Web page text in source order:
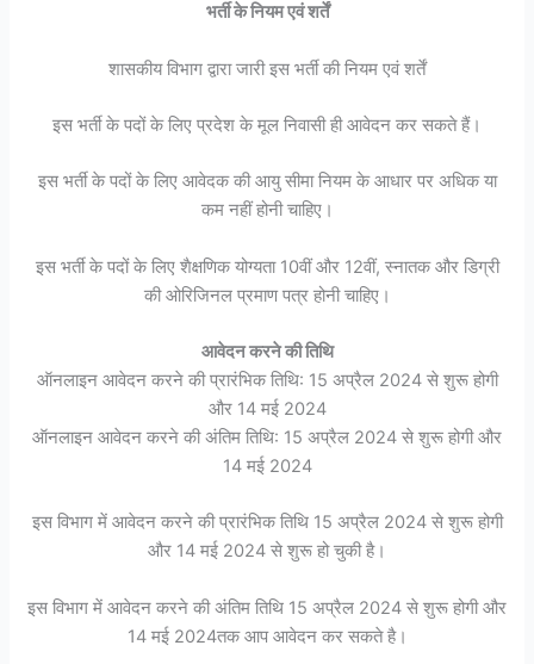
भर्ती के नियम एवं शर्तें
शासकीय विभाग द्वारा जारी इस भर्ती की नियम एवं शर्तें
इस भर्ती के पदों के लिए प्रदेश के मूल निवासी ही आवेदन कर सकते हैं।
इस भर्ती के पदों के लिए आवेदक की आयु सीमा नियम के आधार पर अधिक या
कम नहीं होनी चाहिए।
इस भर्ती के पदों के लिए शैक्षणिक योग्यता 10वीं और 12वीं, स्नातक और डिग्री
की ओरिजिनल प्रमाण पत्र होनी चाहिए।
आवेदन करने की तिथि
ऑनलाइन आवेदन करने की प्रारंभिक तिथि: 15 अप्रैल 2024 से शुरू होगी
और 14 मई 2024
ऑनलाइन आवेदन करने की अंतिम तिथि: 15 अप्रैल 2024 से शुरू होगी और
14 मई 2024
इस विभाग में आवेदन करने की प्रारंभिक तिथि 15 अप्रैल 2024 से शुरू होगी
और 14 मई 2024 से शुरू हो चुकी है।
इस विभाग में आवेदन करने की अंतिम तिथि 15 अप्रैल 2024 से शुरू होगी और
14 मई 2024तक आप आवेदन कर सकते है।